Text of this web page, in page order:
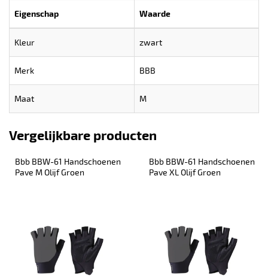
Eigenschap Waarde
Kleur zwart
Merk BBB
Maat M
Vergelijkbare producten
Bbb BBW-61 Handschoenen
Pave M Olijf Groen
Bbb BBW-61 Handschoenen
Pave XL Olijf Groen